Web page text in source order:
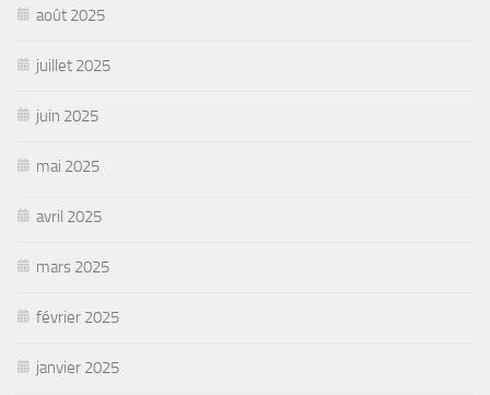
août 2025
juillet 2025
juin 2025
mai 2025
avril 2025
mars 2025
février 2025
janvier 2025